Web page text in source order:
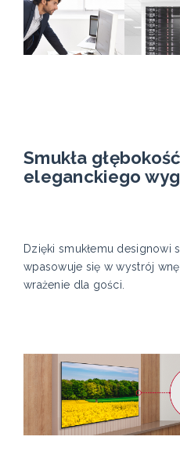
Smukła
eleganckiego
Dzięki smukłemu designowi
wpasowuje się w wystrój
wrażenie dla gości.